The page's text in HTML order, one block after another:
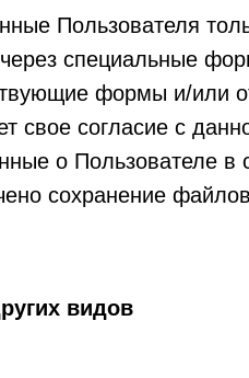
Пользователя
специальные
формы и/или
свое согласие с
о Пользователе в
сохранение
видов